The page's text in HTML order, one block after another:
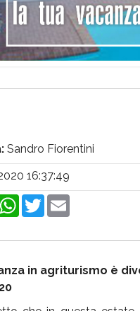
Sandro Fiorentini
16:37:49
WhatsApp
Twitter
in agriturismo è